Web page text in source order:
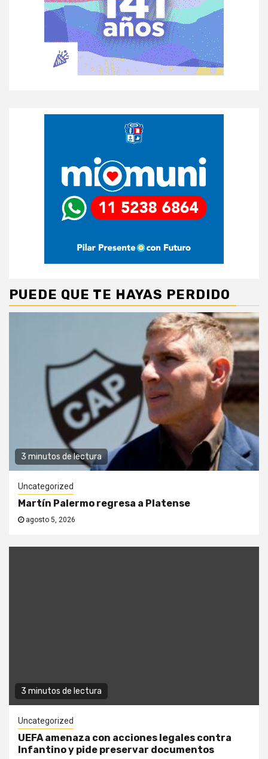
PUEDE QUE TE HAYAS PERDIDO
3 minutos de lectura
Uncategorized
Martín Palermo regresa a Platense
agosto 5, 2026
3 minutos de lectura
Uncategorized
UEFA amenaza con acciones legales contra
Infantino y pide preservar documentos